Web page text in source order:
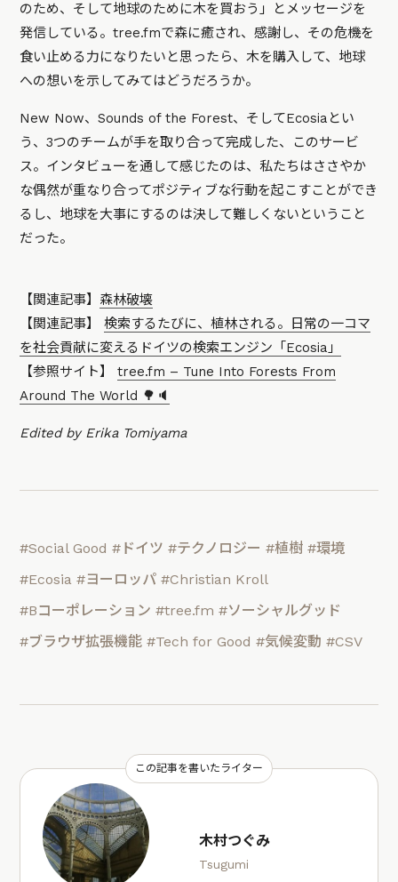
のため、そして地球のために木を買おう」とメッセージを
発信している。tree.fmで森に癒され、感謝し、その危機を
食い止める力になりたいと思ったら、木を購入して、地球
への想いを示してみてはどうだろうか。
New Now、Sounds of the Forest、そしてEcosiaとい
う、3つのチームが手を取り合って完成した、このサービ
ス。インタビューを通して感じたのは、私たちはささやか
な偶然が重なり合ってポジティブな行動を起こすことができ
るし、地球を大事にするのは決して難しくないということ
だった。
【関連記事】 森林破壊
【関連記事】検索するたびに、植林される。日常の一コマ
を社会貢献に変えるドイツの検索エンジン「Ecosia」
【参照サイト】tree.fm – Tune Into Forests From
Around The World 🌳🔈
Edited by Erika Tomiyama
#Social Good #ドイツ #テクノロジー #植樹 #環境
#Ecosia #ヨーロッパ #Christian Kroll
#Bコーポレーション #tree.fm #ソーシャルグッド
#ブラウザ拡張機能 #Tech for Good #気候変動 #CSV
この記事を書いたライター
木村つぐみ
Tsugumi